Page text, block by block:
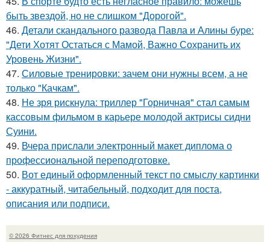
быть звездой, но не слишком "Дорогой".
46. Детали скандального развода Павла и Алины буре:
"Дети Хотят Остаться с Мамой, Важно Сохранить их
Уровень Жизни".
47. Силовые тренировки: зачем они нужны всем, а не
только "Качкам".
48. Не зря рискнула: триллер "Горничная" стал самым
кассовым фильмом в карьере молодой актрисы сидни
Суини.
49. Вчера прислали электронный макет диплома о
профессиональной переподготовке.
50. Вот единый оформленный текст по смыслу картинки
- аккуратный, читабельный, подходит для поста,
описания или подписи.
© 2026 Фитнес для похудения